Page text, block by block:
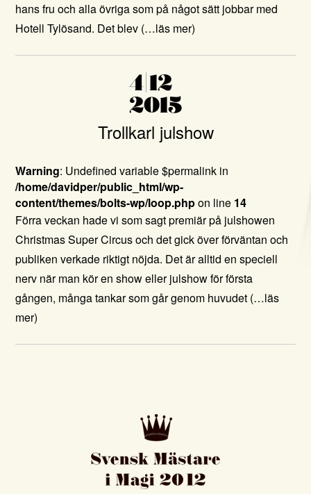
hans fru och alla övriga som på något sätt jobbar med
Hotell Tylösand. Det blev (…läs mer)
4|12
2015
Trollkarl julshow
Warning: Undefined variable $permalink in
/home/davidper/public_html/wp-
content/themes/bolts-wp/loop.phpon line 14
Förra veckan hade vi som sagt premiär på julshowen
Christmas Super Circus och det gick över förväntan och
publiken verkade riktigt nöjda. Det är alltid en speciell
nerv när man kör en show eller julshow för första
gången, många tankar som går genom huvudet (…läs
mer)